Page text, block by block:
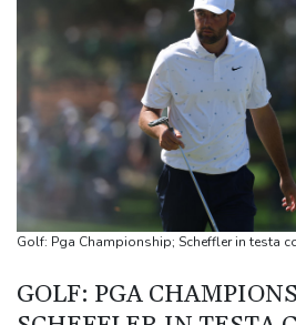
Fonti saudite, 'oggi firma patto di
Pakistan'
Protesta contro la legge sulla
argentino, scontri
Protesta contro la legge sulla
argentino, scontri
Sanchez presiederà una riunione
Sanchez presiederà una riunione in
Esplosione in un mini bus vicino
Golf: Pga Championship; Scheffler in testa
GOLF: PGA